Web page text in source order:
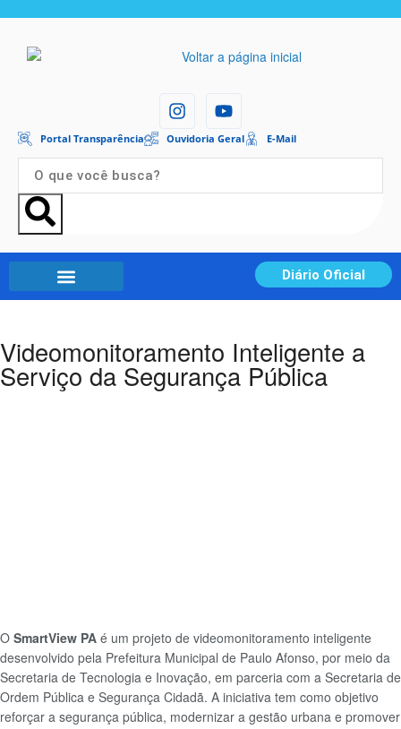
Portal Transparência Ouvidoria Geral E-Mail
Diário Oficial
Videomonitoramento Inteligente a
Serviço da Segurança Pública
O SmartView PA é um projeto de videomonitoramento inteligente
desenvolvido pela Prefeitura Municipal de Paulo Afonso, por meio da
Secretaria de Tecnologia e Inovação, em parceria com a Secretaria de
Ordem Pública e Segurança Cidadã. A iniciativa tem como objetivo
reforçar a segurança pública, modernizar a gestão urbana e promover